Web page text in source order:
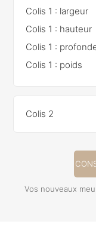
Colis 1 : largeur
Colis 1 : hauteur
Colis 1 :
Colis 1 : poids
Colis 2
Vos nouveaux